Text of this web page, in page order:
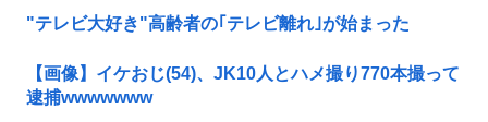
"テレビ大好き"高齢者の｢テレビ離れ｣が始まった
【画像】イケおじ(54)、JK10人とハメ撮り770本撮って
逮捕wwwwwww